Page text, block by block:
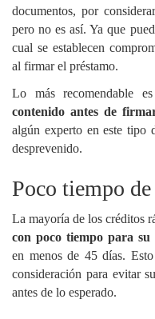
documentos, por
pero no es así. Ya que
cual se establecen
al firmar el préstamo.
Lo más recomendable
contenido antes de
algún experto en este tipo
desprevenido.
Poco tiempo
La mayoría de los créditos
con poco tiempo para su
en menos de 45 días.
consideración para evitar
antes de lo esperado.